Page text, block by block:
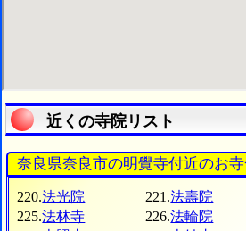
近くの寺院リスト
奈良県奈良市の明覺寺付近のお
220.法光院 221.法壽院
225.法林寺 226.法輪院